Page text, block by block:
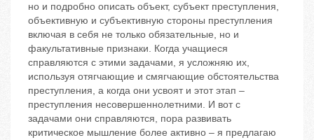
но и подробно описать объект, субъект преступления,
объективную и субъективную стороны преступления
включая в себя не только обязательные, но и
факультативные признаки. Когда учащиеся
справляются с этими задачами, я усложняю их,
используя отягчающие и смягчающие обстоятельства
преступления, а когда они усвоят и этот этап –
преступления несовершеннолетними. И вот с
задачами они справляются, пора развивать
критическое мышление более активно – я предлагаю